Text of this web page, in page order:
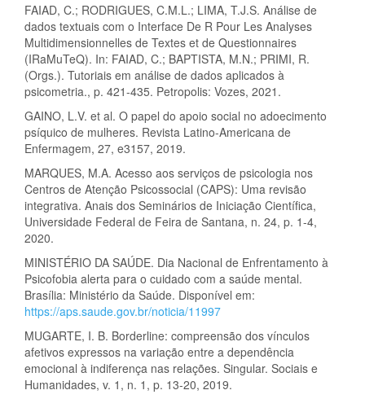
FAIAD, C.; RODRIGUES, C.M.L.; LIMA, T.J.S. Análise de
dados textuais com o Interface De R Pour Les Analyses
Multidimensionnelles de Textes et de Questionnaires
(IRaMuTeQ). In: FAIAD, C.; BAPTISTA, M.N.; PRIMI, R.
(Orgs.). Tutoriais em análise de dados aplicados à
psicometria., p. 421-435. Petropolis: Vozes, 2021.
GAINO, L.V. et al. O papel do apoio social no adoecimento
psíquico de mulheres. Revista Latino-Americana de
Enfermagem, 27, e3157, 2019.
MARQUES, M.A. Acesso aos serviços de psicologia nos
Centros de Atenção Psicossocial (CAPS): Uma revisão
integrativa. Anais dos Seminários de Iniciação Científica,
Universidade Federal de Feira de Santana, n. 24, p. 1-4,
2020.
MINISTÉRIO DA SAÚDE. Dia Nacional de Enfrentamento à
Psicofobia alerta para o cuidado com a saúde mental.
Brasília: Ministério da Saúde. Disponível em:
https://aps.saude.gov.br/noticia/11997
MUGARTE, I. B. Borderline: compreensão dos vínculos
afetivos expressos na variação entre a dependência
emocional à indiferença nas relações. Singular. Sociais e
Humanidades, v. 1, n. 1, p. 13-20, 2019.